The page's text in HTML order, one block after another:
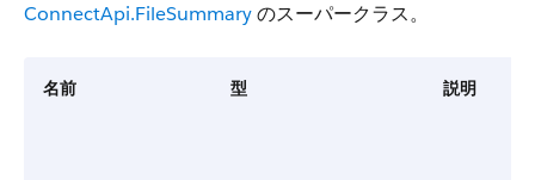
ConnectApi.FileSummaryのスーパークラス。
名前 型 説明